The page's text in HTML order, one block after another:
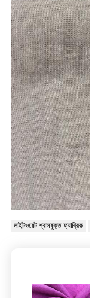
লাইটওয়েট শ্বাসযুক্ত ফ্যাব্রিক